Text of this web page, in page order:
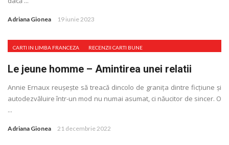
Adriana Gionea 19 iunie 2023
CARTI IN LIMBA FRANCEZA RECENZII CARTI BUNE
Le jeune homme – Amintirea unei relatii
Annie Ernaux reușește să treacă dincolo de graniţa dintre ficţiune și
autodezvăluire într-un mod nu numai asumat, ci năucitor de sincer. O
...
Adriana Gionea 21 decembrie 2022